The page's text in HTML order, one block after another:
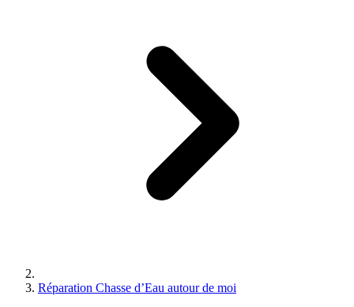
Réparation Chasse d’Eau autour de moi